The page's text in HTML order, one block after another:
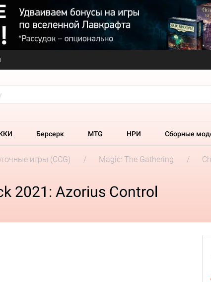
Берсерк MTG НРИ Сборные
игры (CCG) Magic: The Gathering
2021: Azorius Control